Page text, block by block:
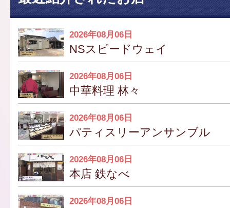
2026年08月06日
NSスピードウェイ
2026年08月06日
中華料理 林々
2026年08月06日
パティスリーアンサンブル
2026年08月06日
本店 鉄なべ
2026年08月06日